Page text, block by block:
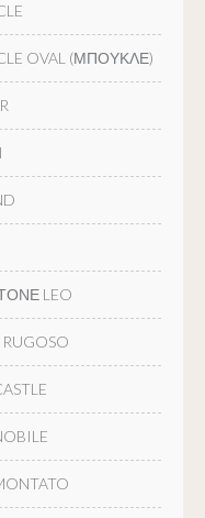
OVAL (ΜΠΟΥΚΛΕ)
LEO